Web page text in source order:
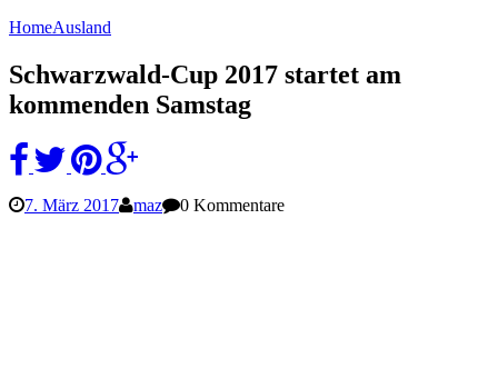
HomeAusland
Schwarzwald-Cup 2017 startet am
kommenden Samstag
7. März 2017 maz 0 Kommentare